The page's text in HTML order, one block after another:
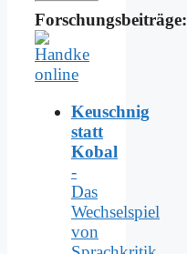
Forschungsbeiträge:
Keuschnig
statt
Kobal
-
Das
Wechselspiel
von